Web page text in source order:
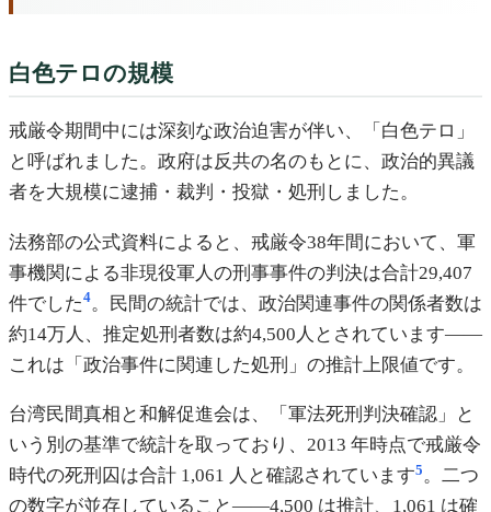
白色テロの規模
戒厳令期間中には深刻な政治迫害が伴い、「白色テロ」
と呼ばれました。政府は反共の名のもとに、政治的異議
者を大規模に逮捕・裁判・投獄・処刑しました。
法務部の公式資料によると、戒厳令38年間において、軍
事機関による非現役軍人の刑事事件の判決は合計29,407
件でした4。民間の統計では、政治関連事件の関係者数は
約14万人、推定処刑者数は約4,500人とされています——
これは「政治事件に関連した処刑」の推計上限値です。
台湾民間真相と和解促進会は、「軍法死刑判決確認」と
いう別の基準で統計を取っており、2013 年時点で戒厳令
時代の死刑囚は合計 1,061 人と確認されています5。二つ
の数字が並存していること——4,500 は推計、1,061 は確